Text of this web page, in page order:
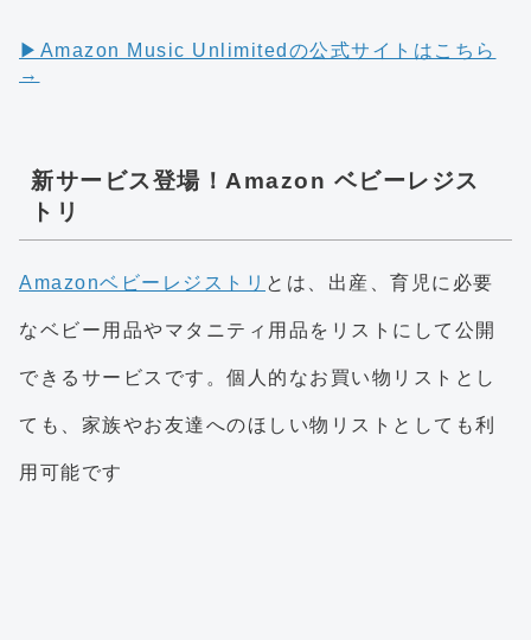
▶︎Amazon Music Unlimitedの公式サイトはこちら
→
新サービス登場！Amazon ベビーレジス
トリ
Amazonベビーレジストリ とは、出産、育児に必要
なベビー用品やマタニティ用品をリストにして公開
できるサービスです。個人的なお買い物リストとし
ても、家族やお友達へのほしい物リストとしても利
用可能です